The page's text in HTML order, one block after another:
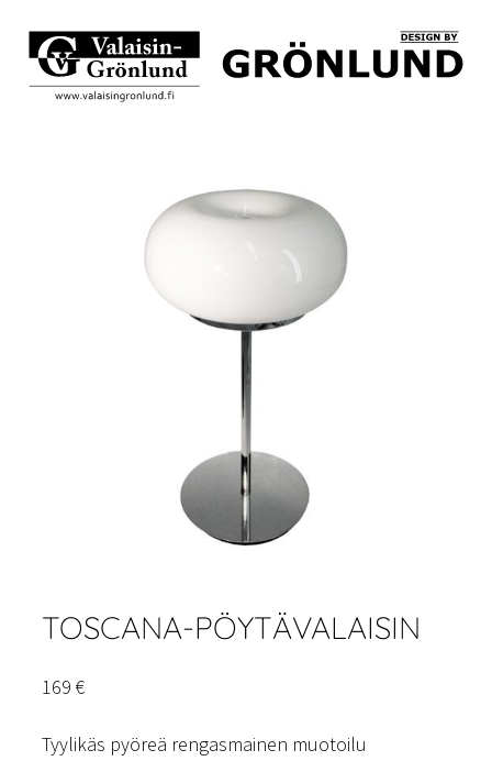
TOSCANA-PÖYTÄVALAISIN
169 €
Tyylikäs pyöreä rengasmainen muotoilu